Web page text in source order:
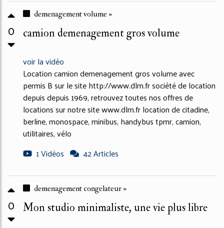
0
demenagement volume »
camion demenagement gros volume
voir la vidéo
Location camion demenagement gros volume avec
permis B sur le site http://www.dlm.fr société de location
depuis depuis 1969, retrouvez toutes nos offres de
locations sur notre site www.dlm.fr location de citadine,
berline, monospace, minibus, handybus tpmr, camion,
utilitaires, vélo
1 Vidéos
42 Articles
0
demenagement congelateur »
Mon studio minimaliste, une vie plus libre